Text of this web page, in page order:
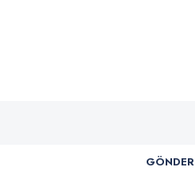
GÖNDER